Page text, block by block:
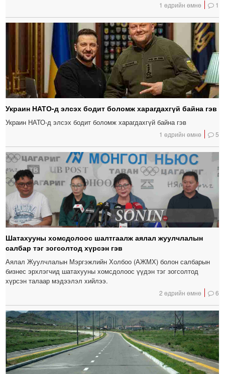
1 өдрийн өмнө 1
Украин НАТО-д элсэх бодит боломж харагдахгүй байна гэв
Украин НАТО-д элсэх бодит боломж харагдахгүй байна гэв
1 өдрийн өмнө 5
Шатахууны хомсдолоос шалтгаалж аялал жуулчлалын
салбар тэг зогсолтод хүрсэн гэв
Аялал Жуулчлалын Мэргэжлийн Холбоо (АЖМХ) болон салбарын
бизнес эрхлэгчид шатахууны хомсдолоос үүдэн тэг зогсолтод
хүрсэн талаар мэдээлэл хийлээ.
2 өдрийн өмнө 6